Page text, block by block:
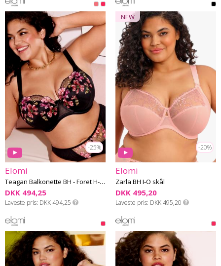
-25%
Elomi
Teagan Balkonette BH - Foret H-L skål
DKK 494,25
Laveste pris DKK 494,25
-20%
NEW
Elomi
Zarla BH I-O skål
DKK 495,20
Laveste pris DKK 495,20